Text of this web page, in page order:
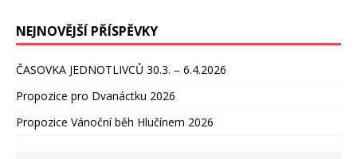
NEJNOVĚJŠÍ PŘÍSPĚVKY
ČASOVKA JEDNOTLIVCŮ 30.3. – 6.4.2026
Propozice pro Dvanáctku 2026
Propozice Vánoční běh Hlučínem 2026